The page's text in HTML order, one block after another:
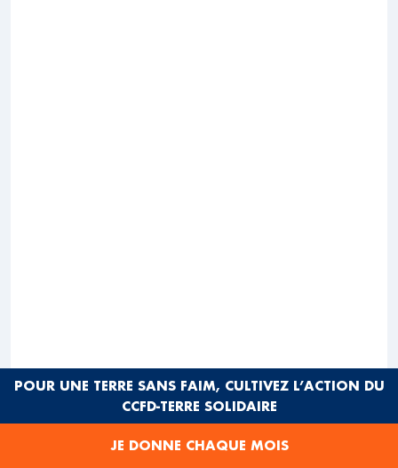
POUR UNE TERRE SANS FAIM, CULTIVEZ L’ACTION DU
CCFD-TERRE SOLIDAIRE
JE DONNE CHAQUE MOIS